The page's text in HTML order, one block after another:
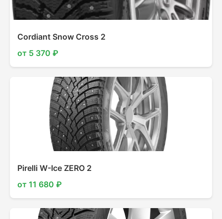
Cordiant Snow Cross 2
от 5 370 ₽
Pirelli W-Ice ZERO 2
от 11 680 ₽